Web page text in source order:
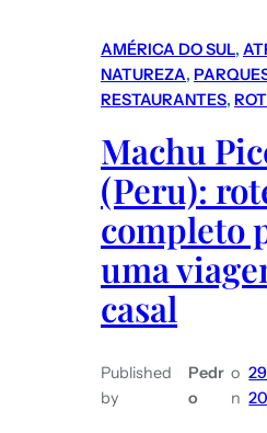
a
da
AMÉRICA DO SUL,
NATUREZA,
RESTAURANTES,
Machu
(Peru):
completo
uma
casal
Published
by
Pedr
o
o
n